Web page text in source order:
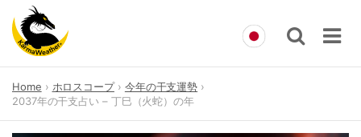
content
Home ホロスコープ
今年の干支運勢
2037年の干支占い – 丁巳（火蛇）の年